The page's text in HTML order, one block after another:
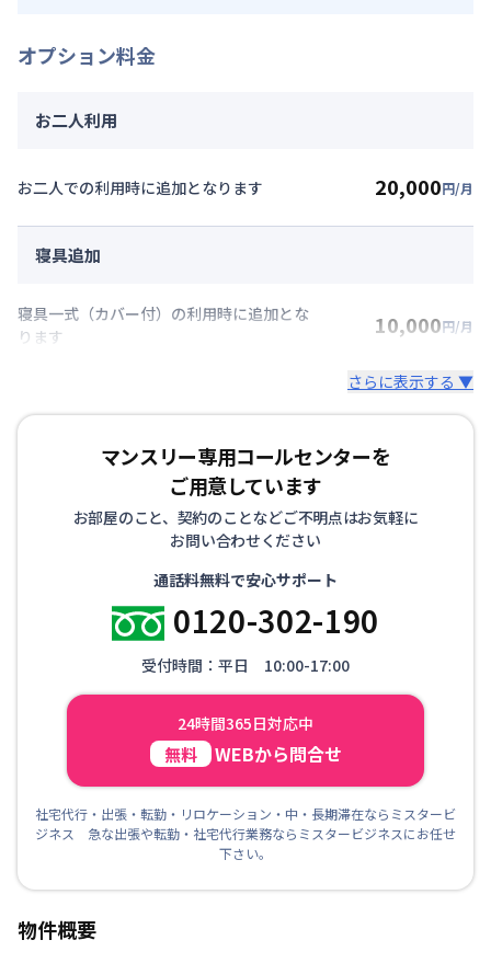
オプション料金
お二人利用
お二人での利用時に追加となります 20,000円/月
寝具追加
寝具一式（カバー付）の利用時に追加とな
ります
10,000円/月
さらに表示する ▼
マンスリー専用コールセンターを
ご用意しています
お部屋のこと、契約のことなどご不明点はお気軽に
お問い合わせください
通話料無料で安心サポート
0120-302-190
受付時間：平日 10:00-17:00
24時間365日対応中
無料 WEBから問合せ
社宅代行・出張・転勤・リロケーション・中・長期滞在ならミスタービ
ジネス 急な出張や転勤・社宅代行業務ならミスタービジネスにお任せ
下さい。
物件概要